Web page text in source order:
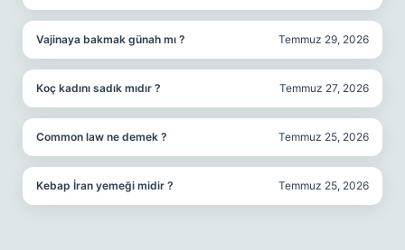
Vajinaya bakmak günah mı ? Temmuz 29, 2026
Koç kadını sadık mıdır ? Temmuz 27, 2026
Common law ne demek ? Temmuz 25, 2026
Kebap İran yemeği midir ? Temmuz 25, 2026